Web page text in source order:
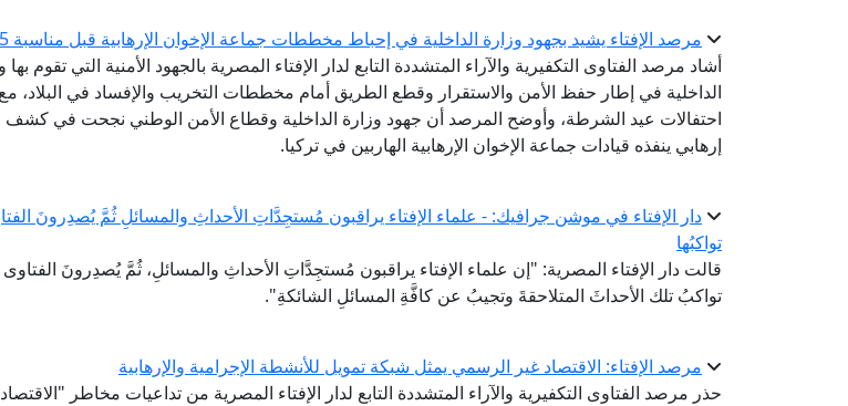
مرصد الإفتاء يشيد بجهود وزارة الداخلية في إحباط مخططات جماعة الإخوان الإرهابية قبل مناسبة 25 يناير
أشاد مرصد الفتاوى التكفيرية والآراء المتشددة التابع لدار الإفتاء المصرية بالجهود الأمنية التي تقوم بها
الداخلية في إطار حفظ الأمن والاستقرار وقطع الطريق أمام مخططات التخريب والإفساد في البلاد،
احتفالات عيد الشرطة، وأوضح المرصد أن جهود وزارة الداخلية وقطاع الأمن الوطني نجحت في
إرهابي ينفذه قيادات جماعة الإخوان الإرهابية الهاربين في تركيا.
دار الإفتاء في موشن جرافيك: - علماء الإفتاء يراقبون مُستجِدَّاتِ الأحداثِ والمسائلِ ثُمَّ يُصدِرونَ
تواكبُها
قالت دار الإفتاء المصرية: "إن علماء الإفتاء يراقبون مُستجِدَّاتِ الأحداثِ والمسائلِ، ثُمَّ يُصدِرونَ الفتاوى
تواكبُ تلك الأحداثَ المتلاحقةَ وتجيبُ عن كافَّةِ المسائلِ الشائكةِ".
مرصد الإفتاء: الاقتصاد غير الرسمي يمثل شبكة تمويل للأنشطة الإجرامية والإرهابية
حذر مرصد الفتاوى التكفيرية والآراء المتشددة التابع لدار الإفتاء المصرية من تداعيات مخاطر